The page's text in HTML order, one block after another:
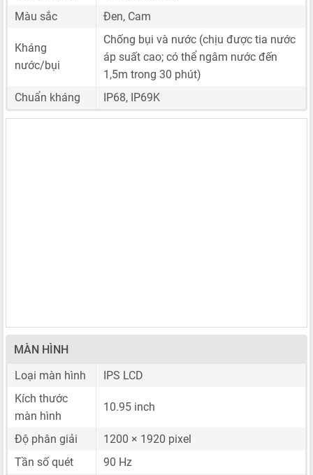
Màu sắc Đen, Cam
Kháng
nước/bụi
Chống bụi và nước (chịu được tia nước
áp suất cao; có thể ngâm nước đến
1,5m trong 30 phút)
Chuẩn kháng
IP68, IP69K
MÀN HÌNH
Loại màn hình
IPS LCD
Kích thước
màn hình
10.95 inch
Độ phân giải
1200 × 1920 pixel
Tần số quét
90 Hz